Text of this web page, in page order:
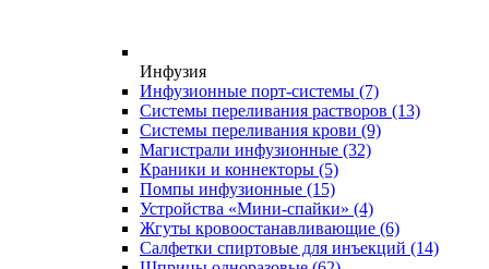
Инфузия
Инфузионные порт-системы (7)
Системы переливания растворов (13)
Системы переливания крови (9)
Магистрали инфузионные (32)
Краники и коннекторы (5)
Помпы инфузионные (15)
Устройства «Мини-спайки» (4)
Жгуты кровоостанавливающие (6)
Салфетки спиртовые для инъекций (14)